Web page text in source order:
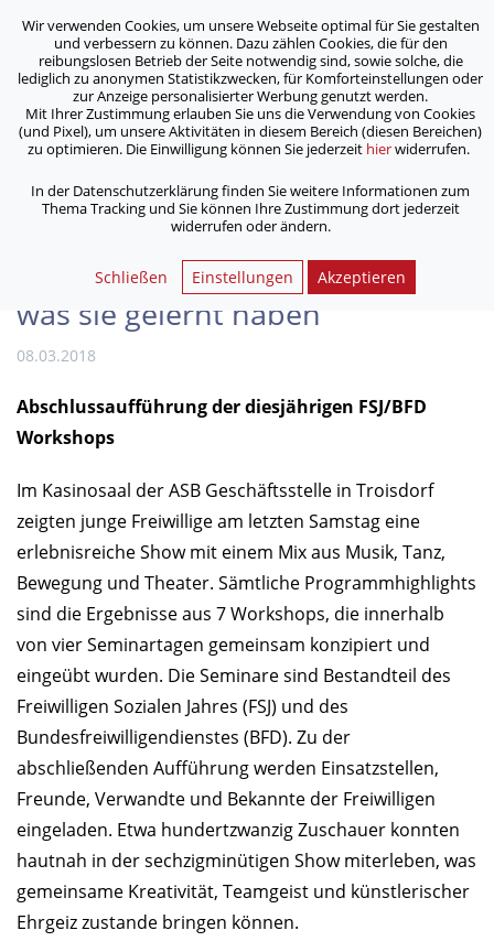
ASB Bonn/Rhein-Sieg/Eifel e.V.
bewegt Menschen
Home / Aktuelles /
Junge Freiwillige des ASB Bonn/Rhein-Sieg/Eifel e.V. zeigen
Bonn/Rhein-Sieg/Eifel e.V. zeigen
was sie gelernt haben
08.03.2018
Abschlussaufführung der diesjährigen FSJ/BFD
Workshops
Im Kasinosaal der ASB Geschäftsstelle in Troisdorf
zeigten junge Freiwillige am letzten Samstag eine
erlebnisreiche Show mit einem Mix aus Musik, Tanz,
Bewegung und Theater. Sämtliche Programmhighlights
sind die Ergebnisse aus 7 Workshops, die innerhalb
von vier Seminartagen gemeinsam konzipiert und
eingeübt wurden. Die Seminare sind Bestandteil des
Freiwilligen Sozialen Jahres (FSJ) und des
Bundesfreiwilligendienstes (BFD). Zu der
abschließenden Aufführung werden Einsatzstellen,
Freunde, Verwandte und Bekannte der Freiwilligen
eingeladen. Etwa hundertzwanzig Zuschauer konnten
hautnah in der sechzigminütigen Show miterleben, was
gemeinsame Kreativität, Teamgeist und künstlerischer
Ehrgeiz zustande bringen können.
Wir verwenden Cookies, um unsere Webseite optimal für Sie gestalten
und verbessern zu können. Dazu zählen Cookies, die für den
reibungslosen Betrieb der Seite notwendig sind, sowie solche, die
lediglich zu anonymen Statistikzwecken, für Komforteinstellungen oder
zur Anzeige personalisierter Werbung genutzt werden.
Mit Ihrer Zustimmung erlauben Sie uns die Verwendung von Cookies
(und Pixel), um unsere Aktivitäten in diesem Bereich (diesen Bereichen)
zu optimieren. Die Einwilligung können Sie jederzeit hierwiderrufen.
In der Datenschutzerklärung finden Sie weitere Informationen zum
Thema Tracking und Sie können Ihre Zustimmung dort jederzeit
widerrufen oder ändern.
Schließen Einstellungen Akzeptieren